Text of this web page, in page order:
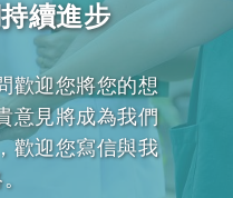
續進步
歡迎您將您的想
意見將成為我們
歡迎您寫信與我